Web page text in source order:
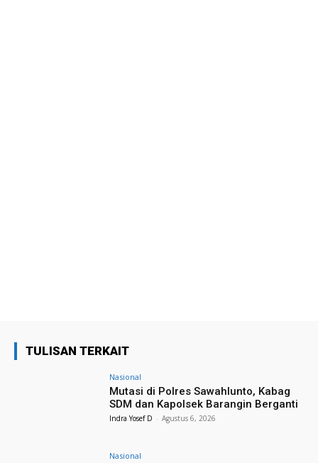
TULISAN TERKAIT
Nasional
Mutasi di Polres Sawahlunto, Kabag
SDM dan Kapolsek Barangin Berganti
Indra Yosef D - Agustus 6, 2026
Nasional